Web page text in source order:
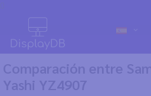
Comparación entre
Yashi YZ4907